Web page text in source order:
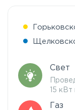
Свет
15 кВт
Газ